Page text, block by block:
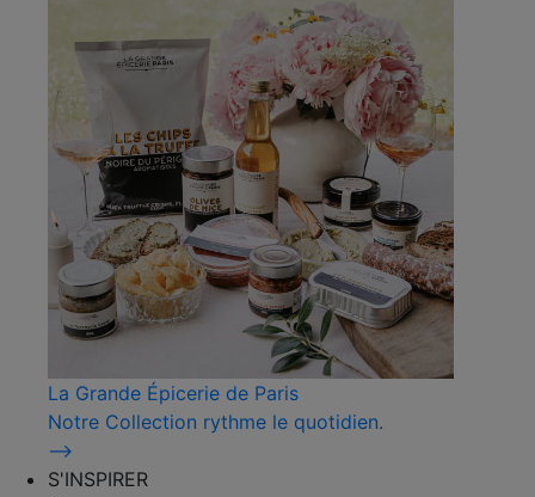
La Grande Épicerie de Paris
Notre Collection rythme le quotidien.
⟶
S'INSPIRER